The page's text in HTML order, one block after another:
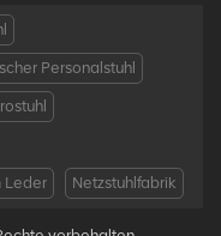
Personalstuhl
Leder Netzstuhlfabrik